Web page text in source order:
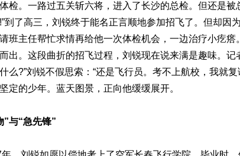
检。一路过五关斩六将，进入了长沙的总检。但还是被
到了高三，刘锐终于能名正言顺地参加招飞了。但却因
班主任帮忙求情再给他一次体检机会，一边治疗小疙
出。这段曲折的招飞过程，刘锐现在说来满是趣味。记
么?”刘锐不假思索：“还是飞行员。考不上航校，我就
定的少年。蓝天图景，正向他缓缓展开。
”与“急先锋”